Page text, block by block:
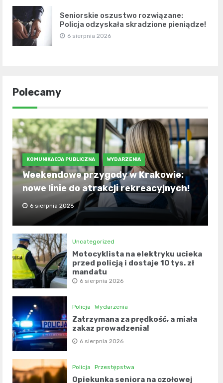
Seniorskie oszustwo rozwiązane:
Policja odzyskała skradzione pieniądze!
6 sierpnia 2026
Polecamy
KOMUNIKACJA PUBLICZNA WYDARZENIA
Weekendowe przygody w Krakowie:
nowe linie do atrakcji rekreacyjnych!
6 sierpnia 2026
Uncategorized
Motocyklista na elektryku ucieka
przed policją i dostaje 10 tys. zł
mandatu
6 sierpnia 2026
Policja Wydarzenia
Zatrzymana za prędkość, a miała
zakaz prowadzenia!
6 sierpnia 2026
Policja Przestępstwa
Opiekunka seniora na czołowej